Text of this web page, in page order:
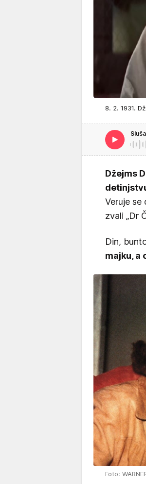
8. 2. 1931.
Džejms
Veruje se
zvali „Dr
Din,
majku, a
Foto: